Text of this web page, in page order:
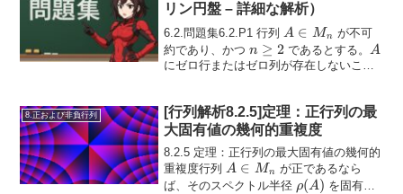
リン円盤 – 詳細な解析）
6.2.問題集6.2.P1 行列 A
\in
M_n
A ∈ Mn が不可
約であり、かつn
\ge
n ≥ 2であるとする。 A
A
にゼロ行またはゼロ列が存在しないこと
8.正および非負行列
[行列解析8.2.5]定理：正行列の最
大固有値の幾何的重複度
8.2.5 定理：正行列の最大固有値の幾何的
重複度行列 A
\in
A ∈ Mn が正であるなら
ば、そのスペクトル半径 \rho(A)
ρ(A) を固有値